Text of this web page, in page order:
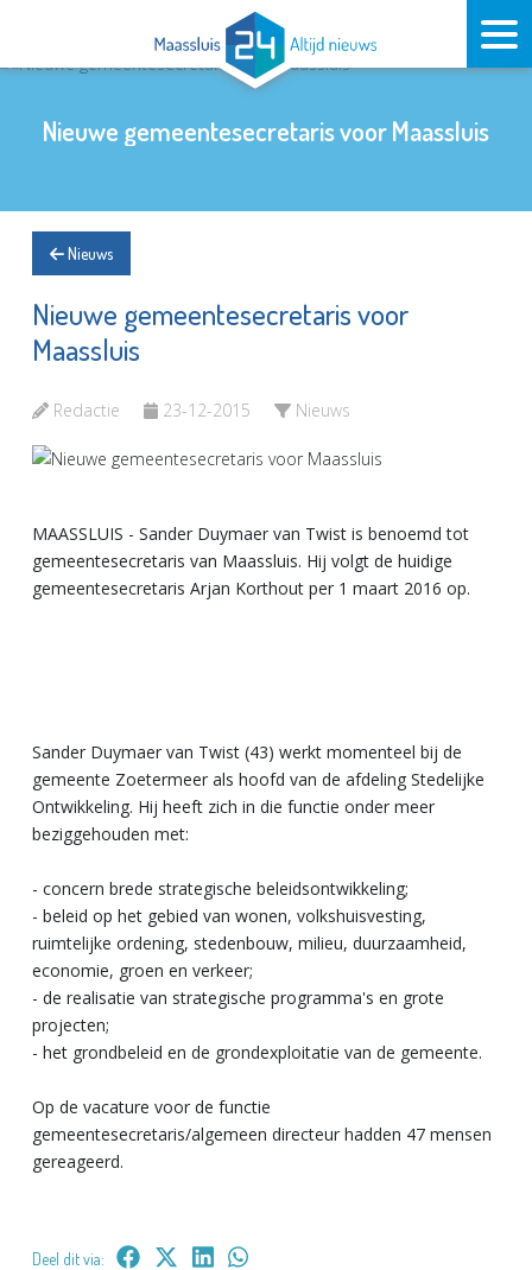
Nieuwe gemeentesecretaris voor Maassluis
Nieuws
Nieuwe gemeentesecretaris voor
Maassluis
Redactie 23-12-2015 Nieuws
MAASSLUIS - Sander Duymaer van Twist is benoemd tot
gemeentesecretaris van Maassluis. Hij volgt de huidige
gemeentesecretaris Arjan Korthout per 1 maart 2016 op.
Sander Duymaer van Twist (43) werkt momenteel bij de
gemeente Zoetermeer als hoofd van de afdeling Stedelijke
Ontwikkeling. Hij heeft zich in die functie onder meer
beziggehouden met:
- concern brede strategische beleidsontwikkeling;
- beleid op het gebied van wonen, volkshuisvesting,
ruimtelijke ordening, stedenbouw, milieu, duurzaamheid,
economie, groen en verkeer;
- de realisatie van strategische programma's en grote
projecten;
- het grondbeleid en de grondexploitatie van de gemeente.
Op de vacature voor de functie
gemeentesecretaris/algemeen directeur hadden 47 mensen
gereageerd.
Deel dit via: